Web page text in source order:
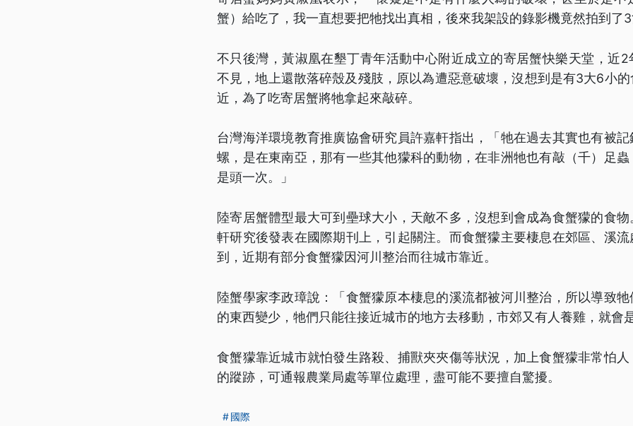
蟹）給吃了，我一直想要把牠找出真相，後來我架設的錄影機竟然拍到了3
不只後灣，黃淑凰在墾丁青年活動中心附近成立的寄居蟹快樂天堂，近2
不見，地上還散落碎殼及殘肢，原以為遭惡意破壞，沒想到是有3大6小
近，為了吃寄居蟹將牠拿起來敲碎。
台灣海洋環境教育推廣協會研究員許嘉軒指出，「牠在過去其實也有被
螺，是在東南亞，那有一些其他獴科的動物，在非洲牠也有敲（千）足蟲
是頭一次。」
陸寄居蟹體型最大可到壘球大小，天敵不多，沒想到會成為食蟹獴的食
軒研究後發表在國際期刊上，引起關注。而食蟹獴主要棲息在郊區、溪
到，近期有部分食蟹獴因河川整治而往城市靠近。
陸蟹學家李政璋說：「食蟹獴原本棲息的溪流都被河川整治，所以導致
的東西變少，牠們只能往接近城市的地方去移動，市郊又有人養雞，就會
食蟹獴靠近城市就怕發生路殺、捕獸夾夾傷等狀況，加上食蟹獴非常怕
的蹤跡，可通報農業局處等單位處理，盡可能不要擅自驚擾。
國際